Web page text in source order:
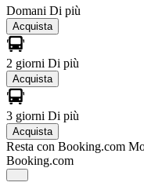
Domani Di più
Acquista
2 giorni Di più
Acquista
3 giorni Di più
Acquista
Resta con Booking.com
Booking.com